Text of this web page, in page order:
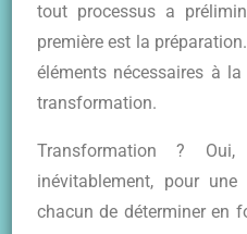
tout processus a
première est la
éléments nécessaires à
transformation.
Transformation ?
inévitablement, pour
chacun de déterminer en